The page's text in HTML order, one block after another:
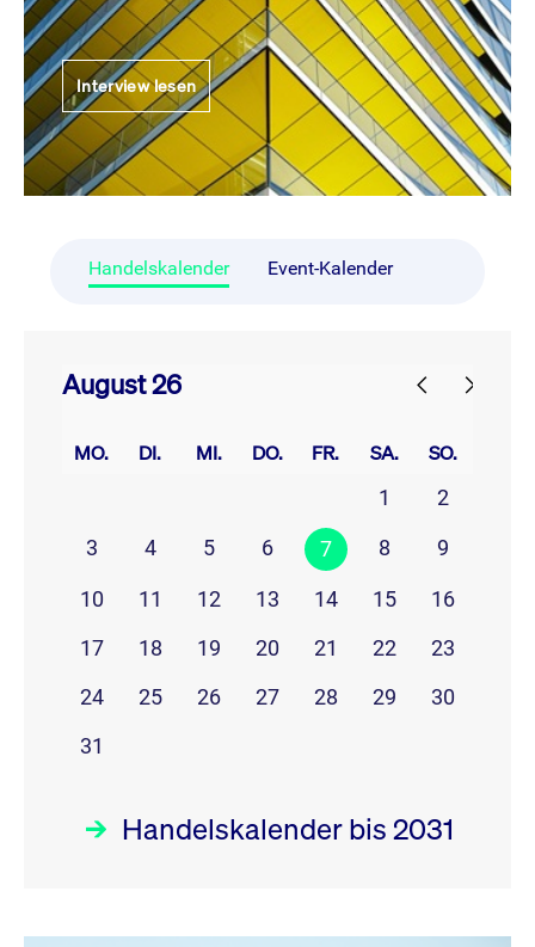
Interview lesen
Handelskalender Event-Kalender
August 26
MO. DI. MI. DO. FR. SA. SO.
1
2
3
4 5 6 7 8 9
10 11 12 13 14 15
16
17
18 19 20 21 22
23
24
25 26 27 28 29
30
31
Handelskalender bis 2031